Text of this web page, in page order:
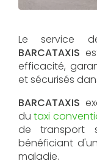
Le service
BARCATAXIS
efficacité,
et sécurisés
BARCATAXIS
dutaxi
de transport
bénéficiant
maladie.